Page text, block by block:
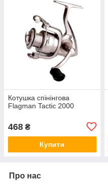
Котушка спінінгова
Flagman Tactic 2000
468 ₴
Купити
Про нас